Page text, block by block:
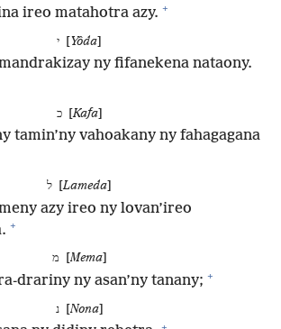
ireo matahotra azy. +
י [Yôda]
ny fifanekena nataony.
כ [Kafa]
tamin’ny vahoakany ny fahagagana
ל [Lameda
azy ireo ny lovan’ireo
+
מ [Mema]
drariny ny asan’ny tanany; +
נ [Nona]